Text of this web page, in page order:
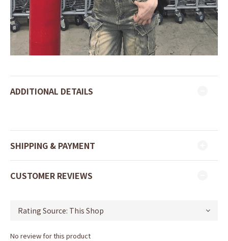
ADDITIONAL DETAILS
SHIPPING & PAYMENT
CUSTOMER REVIEWS
No review for this product